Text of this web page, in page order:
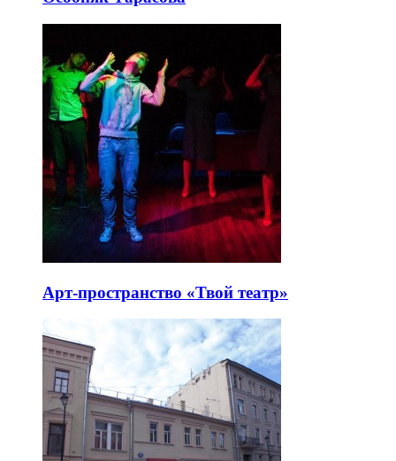
Арт-пространство «Твой театр»